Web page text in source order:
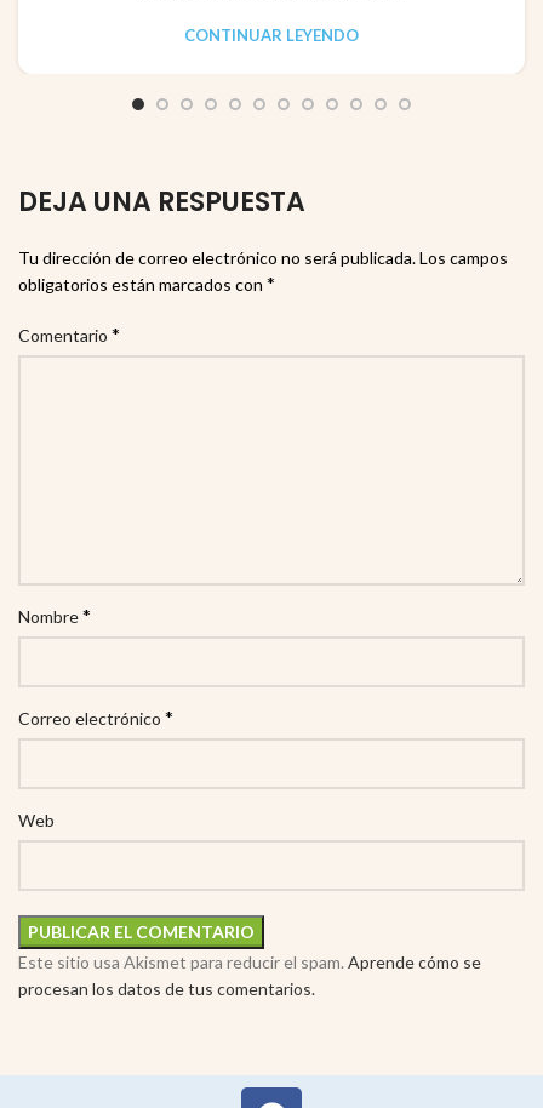
CONTINUAR LEYENDO
DEJA UNA RESPUESTA
Tu dirección de correo electrónico no será publicada.Los campos
obligatorios están marcados con *
Comentario *
Nombre*
Correo electrónico *
Web
Este sitio usa Akismet para reducir el spam. Aprende cómo se
procesan los datos de tus comentarios.